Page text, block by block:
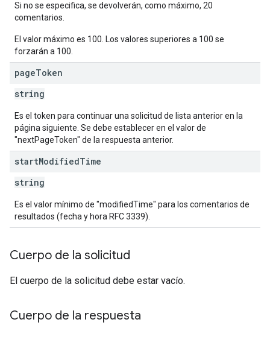
Si no se especifica, se devolverán, como máximo, 20
comentarios.
El valor máximo es 100. Los valores superiores a 100 se
forzarán a 100.
pageToken
string
Es el token para continuar una solicitud de lista anterior en la
página siguiente. Se debe establecer en el valor de
"nextPageToken" de la respuesta anterior.
startModifiedTime
string
Es el valor mínimo de "modifiedTime" para los comentarios de
resultados (fecha y hora RFC 3339).
Cuerpo de la solicitud
El cuerpo de la solicitud debe estar vacío.
Cuerpo de la respuesta